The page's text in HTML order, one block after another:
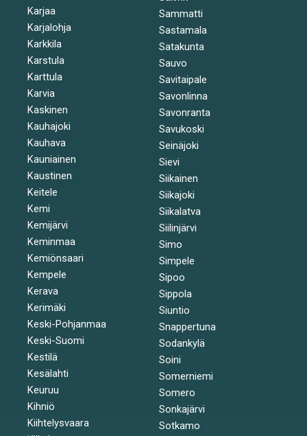
Karjaa
Karjalohja
Karkkila
Karstula
Karttula
Karvia
Kaskinen
Kauhajoki
Kauhava
Kauniainen
Kaustinen
Keitele
Kemi
Kemijärvi
Keminmaa
Kemiönsaari
Kempele
Kerava
Kerimäki
Keski-Pohjanmaa
Keski-Suomi
Kestilä
Kesälahti
Keuruu
Kihniö
Kiihtelysvaara
Sammatti
Sastamala
Satakunta
Sauvo
Savitaipale
Savonlinna
Savonranta
Savukoski
Seinäjoki
Sievi
Siikainen
Siikajoki
Siikalatva
Siilinjärvi
Simo
Simpele
Sipoo
Sippola
Siuntio
Snappertuna
Sodankylä
Soini
Somerniemi
Somero
Sonkajärvi
Sotkamo